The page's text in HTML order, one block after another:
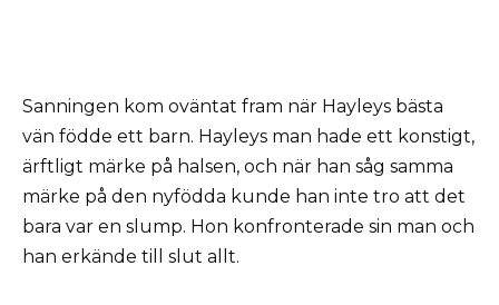
Sanningen kom oväntat fram när Hayleys bästa
vän födde ett barn. Hayleys man hade ett konstigt,
ärftligt märke på halsen, och när han såg samma
märke på den nyfödda kunde han inte tro att det
bara var en slump. Hon konfronterade sin man och
han erkände till slut allt.